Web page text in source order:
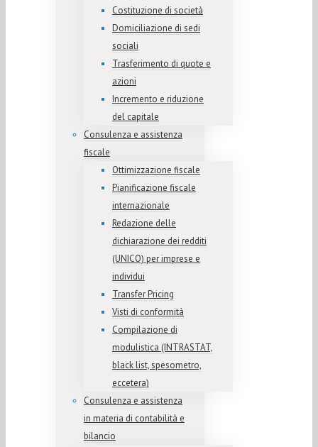
Costituzione di società
Domiciliazione di sedi
sociali
Trasferimento di quote e
azioni
Incremento e riduzione
del capitale
Consulenza e assistenza
fiscale
Ottimizzazione fiscale
Pianificazione fiscale
internazionale
Redazione delle
dichiarazione dei redditi
(UNICO) per imprese e
individui
Transfer Pricing
Visti di conformità
Compilazione di
modulistica (INTRASTAT,
black list, spesometro,
eccetera)
Consulenza e assistenza
in materia di contabilità e
bilancio